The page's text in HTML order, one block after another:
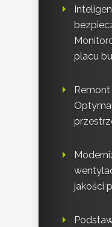
placu
jakości